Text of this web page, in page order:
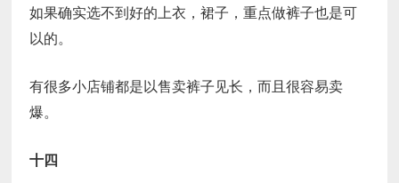
如果确实选不到好的上衣，裙子，重点做裤子也是可
以的。
有很多小店铺都是以售卖裤子见长，而且很容易卖
爆。
十四